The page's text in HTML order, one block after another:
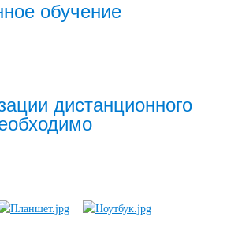
обучение
дистанционного